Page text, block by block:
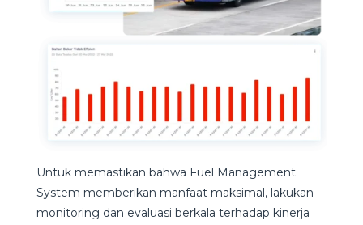
Untuk memastikan bahwa Fuel Management
System memberikan manfaat maksimal, lakukan
monitoring dan evaluasi berkala terhadap kinerja